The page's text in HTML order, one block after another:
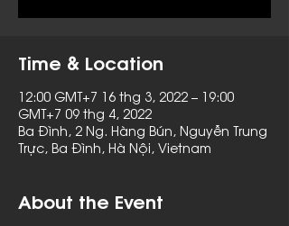
Time & Location
12:00 GMT+7 16 thg 3, 2022 – 19:00
GMT+7 09 thg 4, 2022
Ba Đình, 2 Ng. Hàng Bún, Nguyễn Trung
Trực, Ba Đình, Hà Nội, Vietnam
About the Event